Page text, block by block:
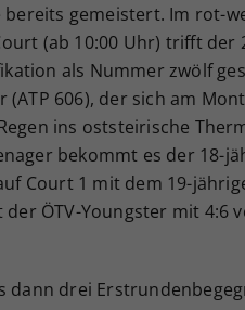
gemeistert. Im rot-
(ab 10:00 Uhr) trifft
als Nummer zwölf
606), der sich am
ins oststeirische
bekommt es der 18-
Court 1 mit dem 19-
ÖTV-Youngster mit 4:6
dann drei